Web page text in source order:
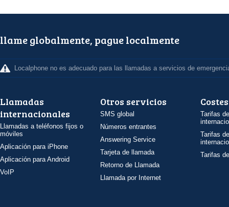
llame globalmente, pague localmente
Localphone no es adecuado para las llamadas a servicios de
Llamadas
internacionales
Llamadas a teléfonos fijos o
móviles
Aplicación para iPhone
Aplicación para Android
VoIP
Otros servicios
SMS global
Números entrantes
Answering Service
Tarjeta de llamada
Retorno de Llamada
Llamada por Internet
Costes
Tarifas
Tarifas
Tarifas